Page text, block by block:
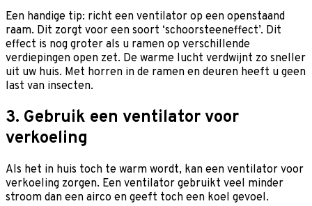
Een handige tip: richt een ventilator op een openstaand
raam. Dit zorgt voor een soort ‘schoorsteeneffect’. Dit
effect is nog groter als u ramen op verschillende
verdiepingen open zet. De warme lucht verdwijnt zo sneller
uit uw huis. Met horren in de ramen en deuren heeft u geen
last van insecten.
3. Gebruik een ventilator voor
verkoeling
Als het in huis toch te warm wordt, kan een ventilator voor
verkoeling zorgen. Een ventilator gebruikt veel minder
stroom dan een airco en geeft toch een koel gevoel.